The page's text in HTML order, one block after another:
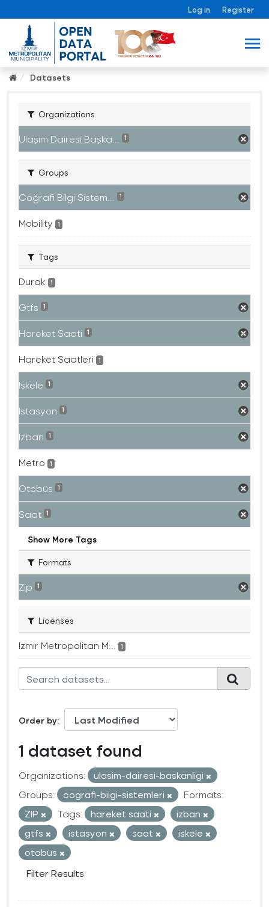
Log in Register
Datasets
Organizations
Ulaşım Dairesi Başka... 1
Groups
Coğrafi Bilgi Sistem... 1
Mobility 1
Tags
Durak 1
Gtfs 1
Hareket Saati 1
Hareket Saatleri 1
Iskele 1
Istasyon 1
Izban 1
Metro 1
Otobüs 1
Saat 1
Show More Tags
Formats
Zip 1
Licenses
Izmir Metropolitan M... 1
Order by
1 dataset found
Organizations:
ulasim-dairesi-baskanligi
Groups:
cografi-bilgi-sistemleri
Formats:
ZIP
Tags: hareket saati
izban
gtfs
istasyon saat
iskele
otobüs
Filter Results